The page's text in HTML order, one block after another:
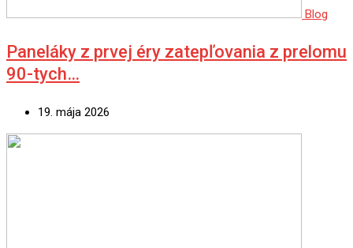
Blog
Paneláky z prvej éry zatepľovania z prelomu
90-tych…
19. mája 2026